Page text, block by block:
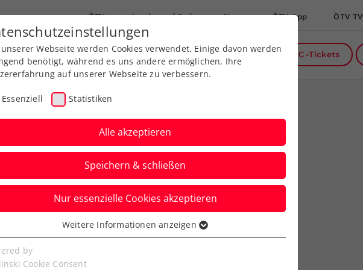
ÖTV Landesverbände News ÖTV App ÖTV TV
Ausbildung Services Über uns DC-Tickets
ATP-500-
Webseite werden Cookies verwendet. Einige davon werden
benötigt, während es uns andere ermöglichen, Ihre
auf unserer Webseite zu verbessern.
Essenziell Statistiken
Alle akzeptieren
Speichern & schließen
Nur essenzielle Cookies akzeptieren
Cookies werden für grundlegende Funktionen der
benötigt. Dadurch ist gewährleistet, dass die Webseite
Weitere Informationen anzeigen
by
Cookie Consent